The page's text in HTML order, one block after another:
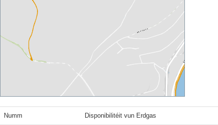
Numm Disponibilitéit vun Erdgas